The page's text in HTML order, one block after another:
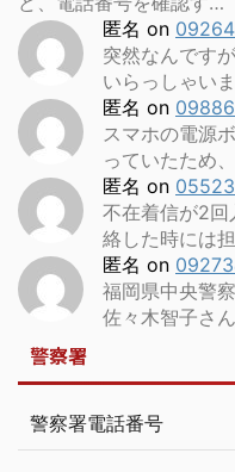
匿名 on
突然なんです
いらっしゃい
匿名 on
スマホの電源
っていたため
匿名 on
不在着信が2回
絡した時には
匿名 on
福岡県中央警
佐々木智子さ
警察署
警察署電話番号